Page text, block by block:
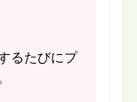
るたびにプ